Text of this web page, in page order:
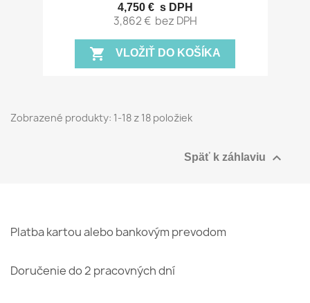
4,750 € s DPH
3,862 € bez DPH
shopping_cart VLOŽIŤ DO KOŠÍKA
Zobrazené produkty: 1-18 z 18 položiek
Späť k záhlaviu 
Platba kartou alebo bankovým prevodom
Doručenie do 2 pracovných dní